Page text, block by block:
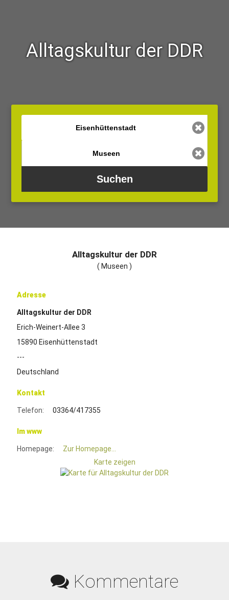
Alltagskultur der DDR
Alltagskultur der DDR
( Museen )
Adresse
Alltagskultur der DDR
Erich-Weinert-Allee 3
15890 Eisenhüttenstadt
---
Deutschland
Kontakt
Telefon: 03364/417355
Im www
Homepage:
Zur Homepage...
Karte zeigen
Kommentare